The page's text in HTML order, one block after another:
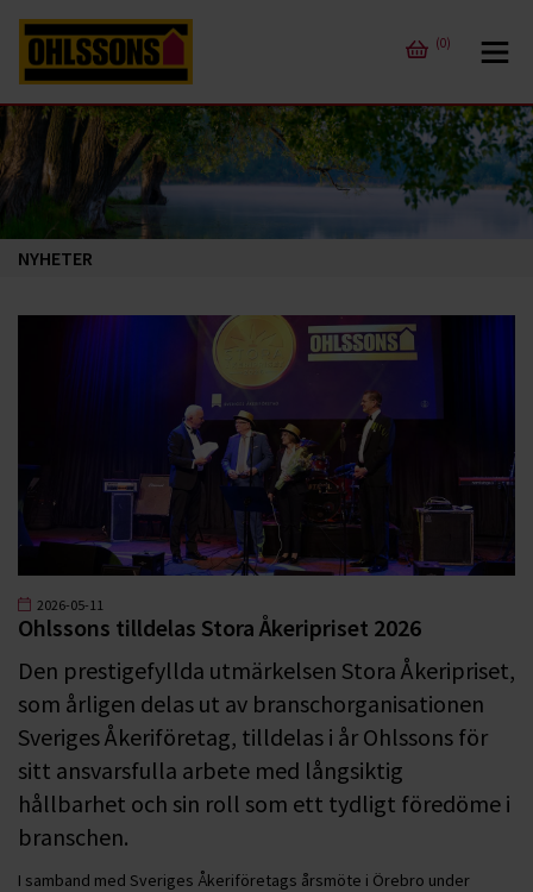
(0)
NYHETER
2026-05-11
Ohlssons tilldelas Stora Åkeripriset 2026
Den prestigefyllda utmärkelsen Stora Åkeripriset,
som årligen delas ut av branschorganisationen
Sveriges Åkeriföretag, tilldelas i år Ohlssons för
sitt ansvarsfulla arbete med långsiktig
hållbarhet och sin roll som ett tydligt föredöme i
branschen.
I samband med Sveriges Åkeriföretags årsmöte i Örebro under